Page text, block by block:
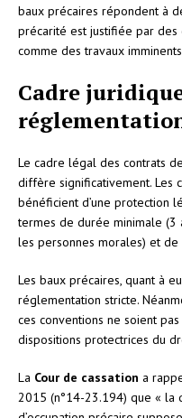
baux précaires répondent à
précarité est justifiée par des
comme des travaux
Cadre
Le cadre légal des contrats
diffère significativement. Les
bénéficient d’une protection
termes de durée minimale (3
les personnes morales) et
Les baux précaires, quant à
réglementation stricte.
ces conventions ne soient
dispositions protectrices du
La Cour de cassation a
2015 (n°14-23.194) que « la